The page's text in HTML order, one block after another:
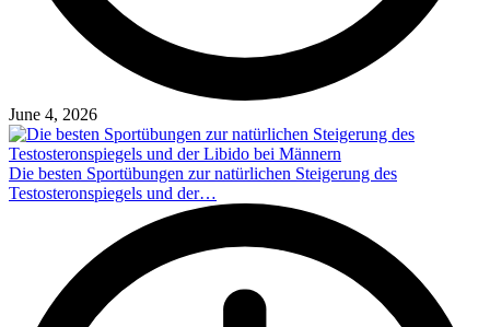
June 4, 2026
Die besten Sportübungen zur natürlichen Steigerung des
Testosteronspiegels und der…